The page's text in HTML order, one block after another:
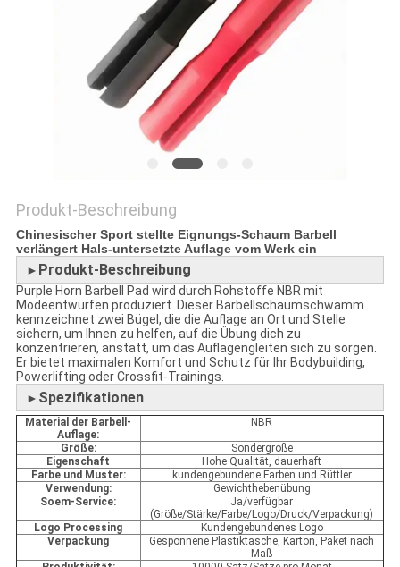
Produkt-Beschreibung
Chinesischer Sport stellte Eignungs-Schaum Barbell
verlängert Hals-untersetzte Auflage vom Werk ein
► Produkt-Beschreibung
Purple Horn Barbell Pad wird durch Rohstoffe NBR mit
Modeentwürfen produziert. Dieser Barbellschaumschwamm
kennzeichnet zwei Bügel, die die Auflage an Ort und Stelle
sichern, um Ihnen zu helfen, auf die Übung dich zu
konzentrieren, anstatt, um das Auflagengleiten sich zu sorgen.
Er bietet maximalen Komfort und Schutz für Ihr Bodybuilding,
Powerlifting oder Crossfit-Trainings.
► Spezifikationen
Material der Barbell-
Auflage:
NBR
Größe:
Sondergröße
Eigenschaft
Hohe Qualität, dauerhaft
Farbe und Muster:
kundengebundene Farben und Rüttler
Verwendung:
Gewichthebenübung
Soem-Service:
Ja/verfügbar
(Größe/Stärke/Farbe/Logo/Druck/Verpackung)
Logo Processing
Kundengebundenes Logo
Verpackung
Gesponnene Plastiktasche, Karton, Paket nach
Maß